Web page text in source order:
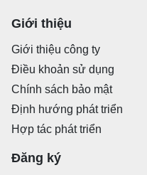
Giới thiệu
Giới thiệu công ty
Điều khoản sử dụng
Chính sách bảo mật
Định hướng phát triển
Hợp tác phát triển
Đăng ký